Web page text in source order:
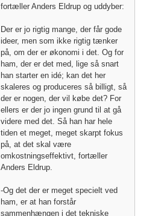
fortæller Anders Eldrup og uddyber:
Der er jo rigtig mange, der får gode
ideer, men som ikke rigtig tænker
på, om der er økonomi i det. Og for
ham, der er det med, lige så snart
han starter en idé; kan det her
skaleres og produceres så billigt, så
der er nogen, der vil købe det? For
ellers er der jo ingen grund til at gå
videre med det. Så han har hele
tiden et meget, meget skarpt fokus
på, at det skal være
omkostningseffektivt, fortæller
Anders Eldrup.
-Og det der er meget specielt ved
ham, er at han forstår
sammenhængen i det tekniske